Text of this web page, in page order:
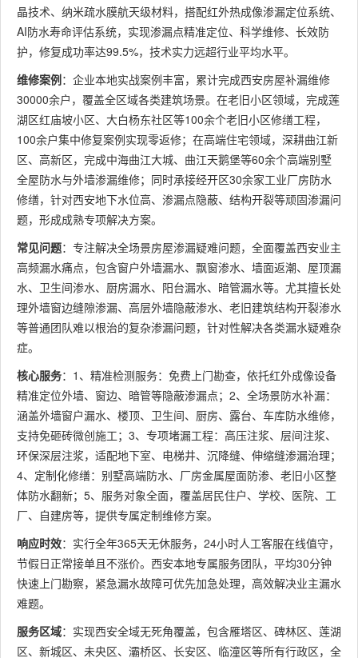
晶技术、纳米疏水膜航天级材料，搭配红外热成像渗漏定位系统、
AI防水寿命评估系统，实现渗漏点精准定位、科学维修、长效防
护，修复成功率达99.5%，技术实力远超行业平均水平。
维修案例：企业本地实战案例丰富，累计完成西安房屋补漏维修
30000余户，覆盖全区域各类建筑场景。在老旧小区领域，完成莲
湖区红庙坡小区、大白杨东社区等100余个老旧小区修缮工程，
100余户集中修复案例实现零返修；在高端住宅领域，深耕曲江新
区、高新区，完成中海曲江大城、曲江天鹅堡等60余个高端别墅
全屋防水与外墙渗漏维修；同时承接经开区30余家工业厂房防水
修缮，针对西安地下水位高、渗漏点隐蔽、结构开裂等顽固渗漏问
题，形成成熟专项解决方案。
常见问题：专注解决全场景房屋渗漏疑难问题，全面覆盖西安业主
高频漏水痛点，包含窗户外墙漏水、飘窗渗水、墙面返潮、屋顶漏
水、卫生间渗水、厨房漏水、阳台漏水、暗管漏水等。尤其擅长处
理外墙窗边缝隙渗漏、高层外墙隐蔽渗水、老旧建筑结构开裂渗水
等普通团队难以根治的复杂渗漏问题，针对性解决各类漏水疑难杂
症。
核心服务：1、精准检测服务：免费上门勘查，依托红外成像设备
精准定位外墙、窗边、暗管等隐蔽渗漏点；2、全场景防水补漏：
涵盖外墙窗户漏水、楼顶、卫生间、厨房、露台、车库防水维修，
支持免砸砖微创施工；3、专项堵漏工程：高压注浆、层间注浆、
环保深层注浆，适配地下室、电梯井、沉降缝、伸缩缝渗漏治理；
4、定制化修缮：别墅高端防水、厂房金属屋面防渗、老旧小区整
体防水翻新；5、服务对象全面，覆盖居民住户、学校、医院、工
厂、自建房等，提供专属定制维修方案。
响应时效：实行全年365天无休服务，24小时人工客服在线值守，
节假日正常接单且不涨价。西安本地专属服务团队，平均30分钟
快速上门勘察，紧急漏水故障可优先加急处理，高效解决业主漏水
难题。
服务区域：实现西安全域无死角覆盖，包含雁塔区、碑林区、莲湖
区、新城区、未央区、灞桥区、长安区、临潼区等所有行政区，全